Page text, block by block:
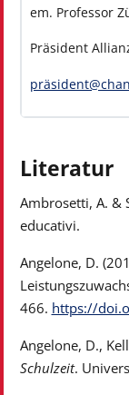
em. Professor
Präsident
Literatur
Ambrosetti, A. &
educativi.
Angelone, D.
466. https://
Angelone, D.,
Schulzeit.